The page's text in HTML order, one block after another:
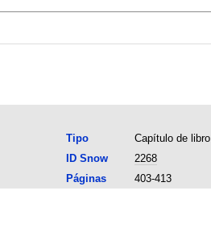
Tipo
Capítulo de libro
ID Snow
2268
Páginas
403-413